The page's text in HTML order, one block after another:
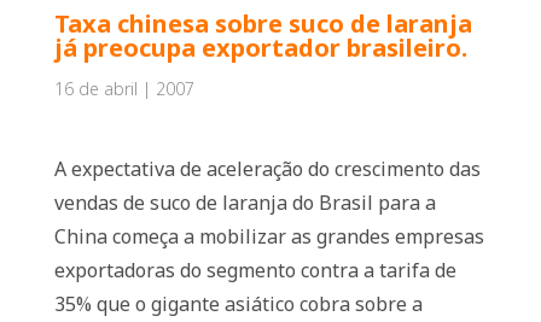
Taxa chinesa sobre suco de laranja
já preocupa exportador brasileiro.
16 de abril | 2007
A expectativa de aceleração do crescimento das
vendas de suco de laranja do Brasil para a
China começa a mobilizar as grandes empresas
exportadoras do segmento contra a tarifa de
35% que o gigante asiático cobra sobre a